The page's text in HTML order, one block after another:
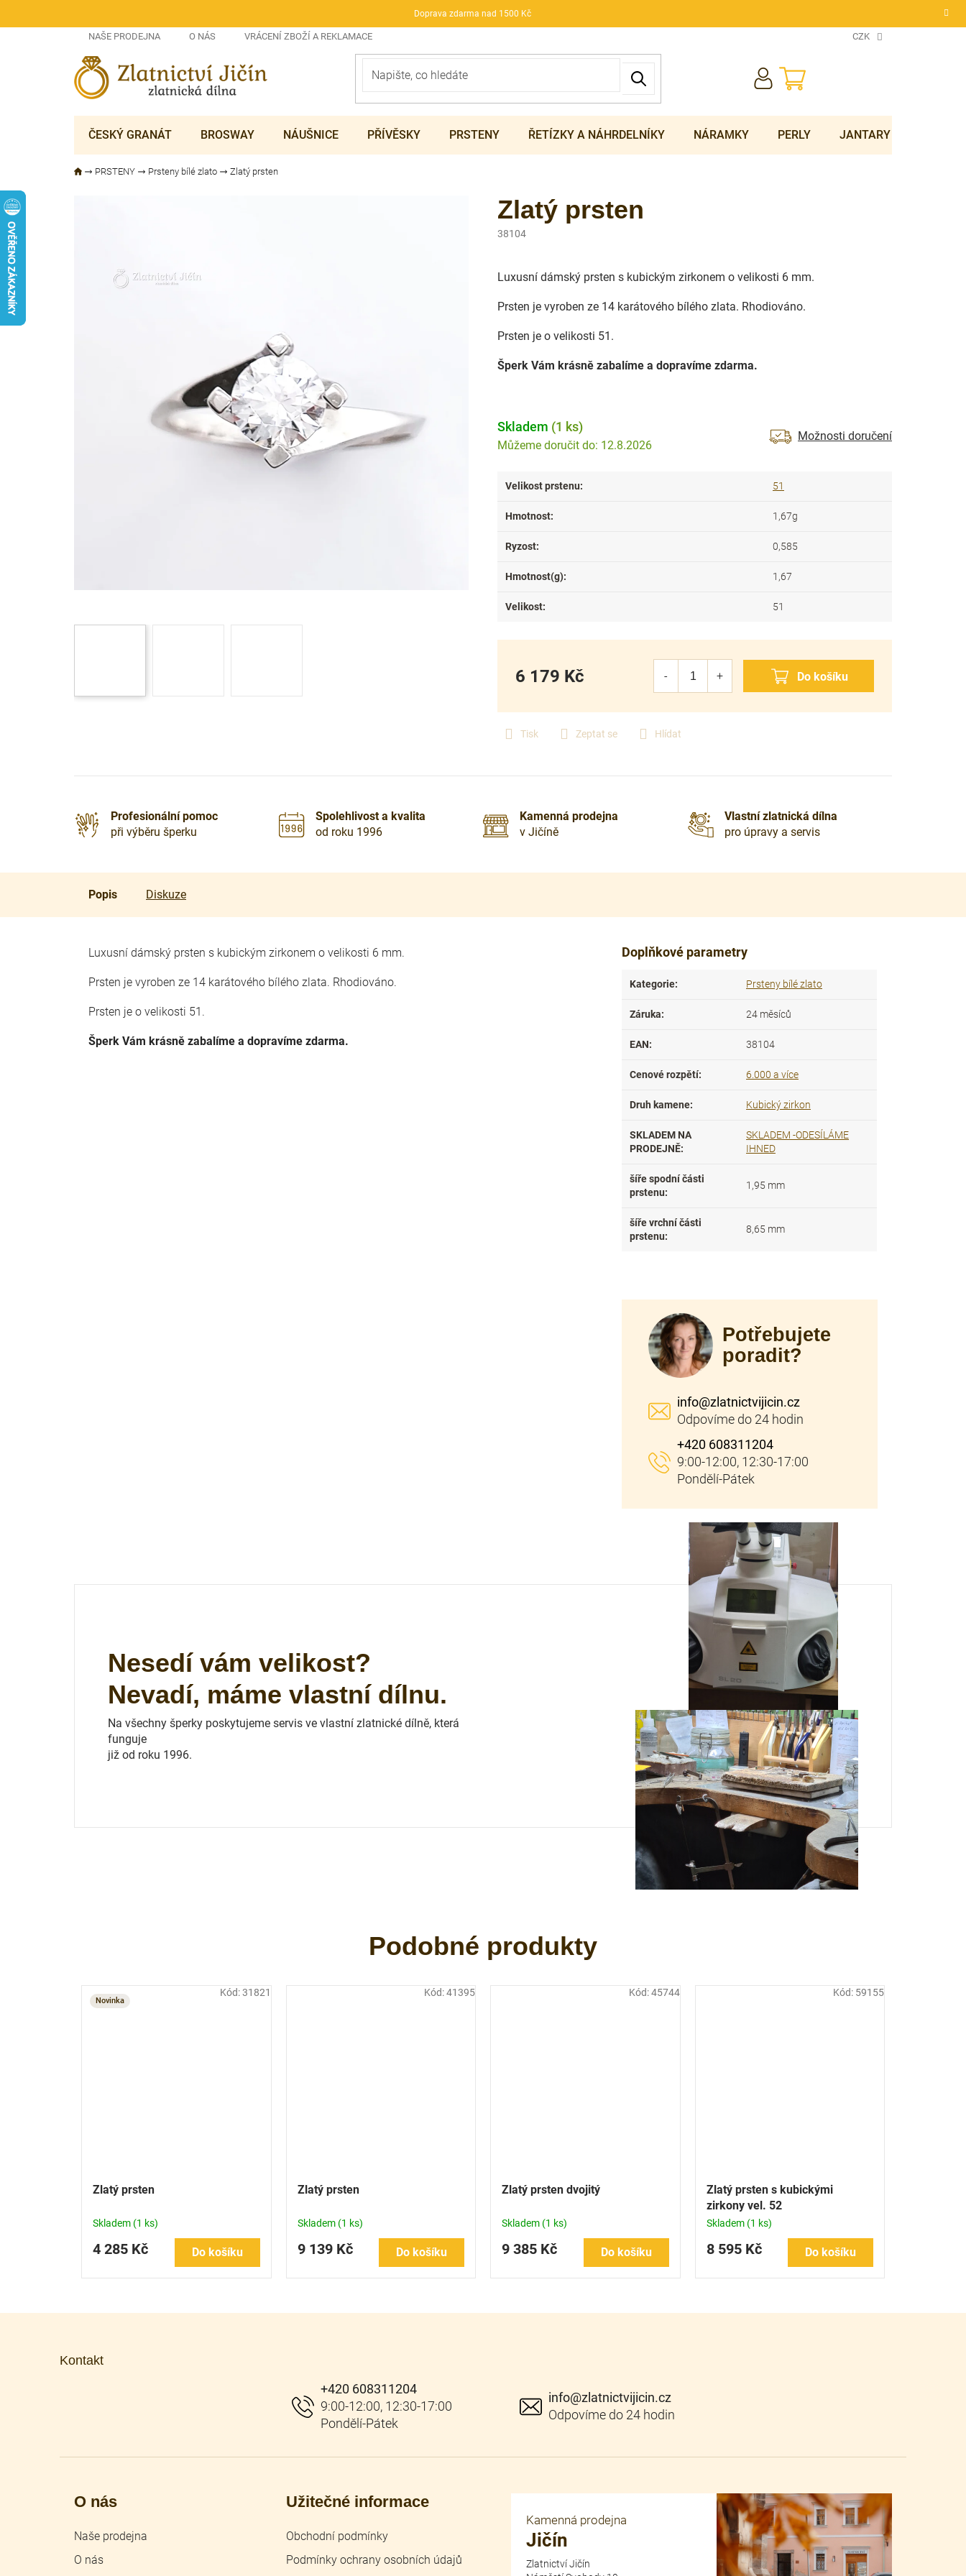
Doprava zdarma nad 1500 Kč
NAŠE PRODEJNA O NÁS VRÁCENÍ ZBOŽÍ A REKLAMACE CZK
NÁKUPNÍ
KOŠÍK
ČESKÝ GRANÁT BROSWAY NÁUŠNICE PŘÍVĚSKY PRSTENY ŘETÍZKY A NÁHRDELNÍKY NÁRAMKY PERLY JANTARY
PRSTENY Prsteny bílé zlato Zlatý prsten
Luxusní dámský prsten s kubickým zirkonem o velikosti 6 mm.
Prsten je vyroben ze 14 karátového bílého zlata. Rhodiováno.
Prsten je o velikosti 51.
Šperk Vám krásně zabalíme a dopravíme zdarma.
Tisk Zeptat se Hlídat
Zlatý prsten
38104
Skladem (1 ks)
12.8.2026
Možnosti doručení
6 179 Kč
Velikost prstenu: 51
Hmotnost: 1,67g
Ryzost: 0,585
Hmotnost(g): 1,67
Velikost: 51
Profesionální pomoc
při výběru šperku
Spolehlivost a kvalita
od roku 1996
Kamenná prodejna
v Jičíně
Vlastní zlatnická dílna
pro úpravy a servis
Popis Diskuze
Luxusní dámský prsten s kubickým zirkonem o velikosti 6 mm.
Prsten je vyroben ze 14 karátového bílého zlata. Rhodiováno.
Prsten je o velikosti 51.
Šperk Vám krásně zabalíme a dopravíme zdarma.
Doplňkové parametry
Kategorie: Prsteny bílé zlato
Záruka: 24 měsíců
EAN: 38104
Cenové rozpětí: 6.000 a více
Druh kamene: Kubický zirkon
SKLADEM NA
PRODEJNĚ:
SKLADEM -ODESÍLÁME
IHNED
šíře spodní části
prstenu:
1,95 mm
šíře vrchní části
prstenu:
8,65 mm
Potřebujete
poradit?
info@zlatnictvijicin.cz
+420 608311204
Novinka
Zlatý prsten
Skladem (1 ks)
4 285 Kč Do košíku
Kód:31821
Zlatý prsten
Skladem (1 ks)
9 139 Kč Do košíku
Kód:41395
Zlatý prsten dvojitý
Skladem (1 ks)
9 385 Kč Do košíku
Kód:45744
Zlatý prsten s kubickými
zirkony vel. 52
Skladem (1 ks)
8 595 Kč Do košíku
Kód: 59155
Nesedí vám velikost?
Nevadí, máme vlastní dílnu.
Na všechny šperky poskytujeme servis ve vlastní zlatnické dílně, která
funguje
již od roku 1996.
Kontakt
info@zlatnictvijicin.cz
+420 608311204
O nás
Naše prodejna
O nás
Užitečné informace
Obchodní podmínky
Podmínky ochrany osobních údajů
Kamenná prodejna
Jičín
Zlatnictví Jičín